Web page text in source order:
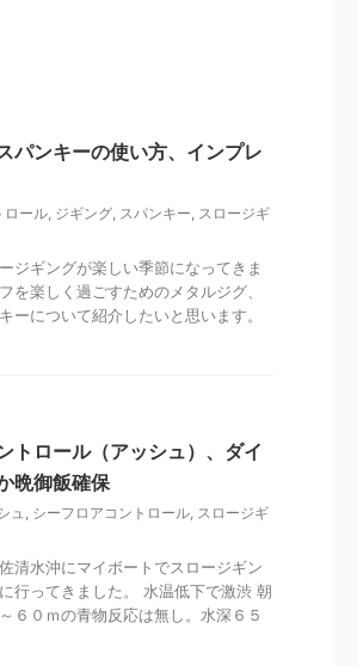
ンキーの使い方、インプレ
ロール, ジギング, スパンキー, スロージギ
ジギングが楽しい季節になってきま
を楽しく過ごすためのメタルジグ、
ーについて紹介したいと思います。
トロール（アッシュ）、ダイ
晩御飯確保
ュ , シーフロアコントロール, スロージギ
清水沖にマイボートでスロージギン
行ってきました。 水温低下で激渋 朝
６０ｍの青物反応は無し。水深６５